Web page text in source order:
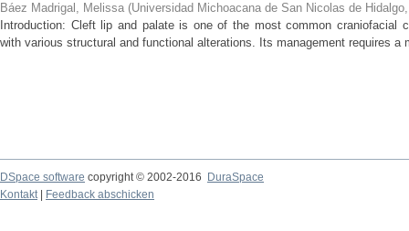
Báez Madrigal, Melissa (Universidad Michoacana de San Nicolas de Hidalgo
Introduction: Cleft lip and palate is one of the most common craniofacial
with various structural and functional alterations. Its management requires a
DSpace software copyright © 2002-2016
DuraSpace
Kontakt| Feedback abschicken